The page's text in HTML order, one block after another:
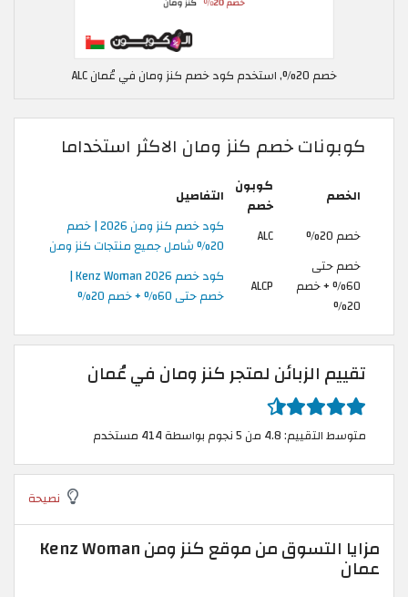
خصم 20%, استخدم كود خصم كنز ومان في عُمان ALC
كوبونات خصم كنز ومان الاكثر استخداما
الخصم
كوبون
خصم
التفاصيل
خصم 20%
ALC
كود خصم كنز ومن 2026 | خصم
20% شامل جميع منتجات كنز ومن
خصم حتى
60% + خصم
20%
ALCP
كود خصم Kenz Woman 2026 |
خصم حتى 60% + خصم 20%
تقييم الزبائن لمتجر كنز ومان في عُمان
متوسط التقييم: 4.8 من 5 نجوم بواسطة 414 مستخدم
نصيحة
مزايا التسوق من موقع كنز ومن Kenz Woman
عمان